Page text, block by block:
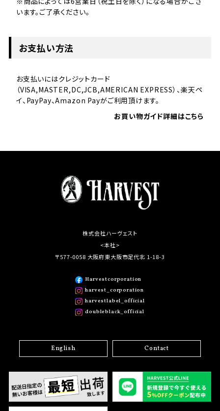
います。ご了承ください。
お支払い方法
お支払いにはクレジットカード
（VISA,MASTER,DC,JCB,AMERICAN EXPRESS）、楽天ペ
イ、PayPay、Amazon Payがご利用頂けます。
お買い物ガイド詳細はこちら
株式会社ハーヴェスト
<本社>
〒577-0058 大阪府東大阪市足代北 1-18-3
Harvestcorporation
harvest_corporation
harvestlabel_official
doubleblack_official
English Contact